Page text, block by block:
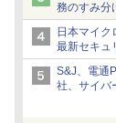
務のすみ分
ナンス戦略
日本マイク
最新セキ
年度戦略を
S&J、電通
社、サイバ
管理広報